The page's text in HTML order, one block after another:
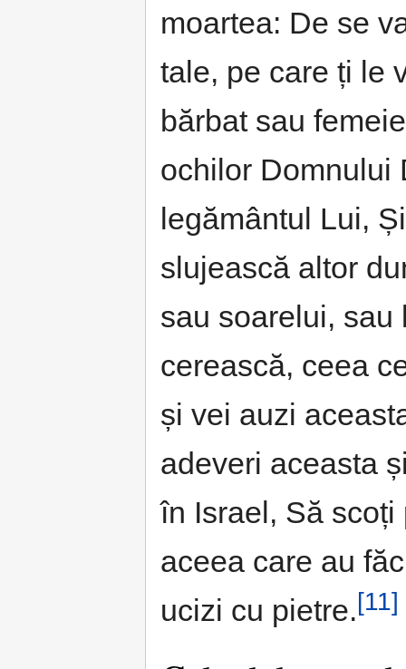
moartea: De se
tale, pe care ți le
bărbat sau
ochilor Domnului
legământul Lui,
slujească altor
sau soarelui, sau
cerească, ceea
și vei auzi
adeveri aceasta
în Israel, Să
aceea care au
ucizi cu pietre.[11]